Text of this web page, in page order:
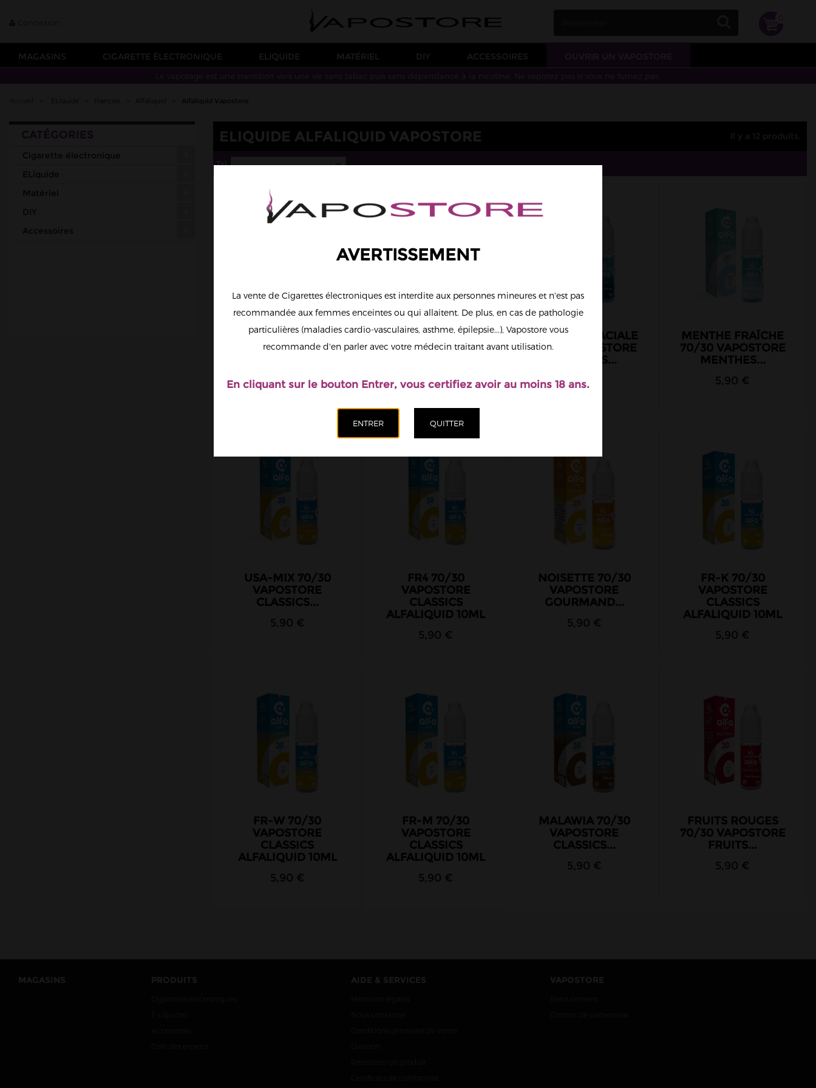
MAGASINS CIGARETTE ÉLECTRONIQUE ELIQUIDE MATÉRIEL DIY ACCESSOIRES
Cigarette électronique
ELiquide
Matériel
DIY
Accessoires
ELIQUIDE ALFALIQUID VAPOSTORE
Tri --
FR-M 50/50
VAPOSTORE
19,90 €
FR4 50/50
VAPOSTORE
19,90 €
MENTHE GLACIALE
70/30 VAPOSTORE
MENTHES...
5,90 €
MENTHE FRAÎCHE
70/30 VAPOSTORE
MENTHES...
5,90 €
USA-MIX 70/30
VAPOSTORE
CLASSICS...
5,90 €
FR4 70/30
VAPOSTORE
CLASSICS
ALFALIQUID 10ML
5,90 €
NOISETTE 70/30
VAPOSTORE
GOURMAND...
5,90 €
FR-K 70/30
VAPOSTORE
CLASSICS
ALFALIQUID 10ML
5,90 €
FR-W 70/30
VAPOSTORE
CLASSICS
ALFALIQUID 10ML
5,90 €
FR-M 70/30
VAPOSTORE
CLASSICS
ALFALIQUID 10ML
5,90 €
MALAWIA 70/30
VAPOSTORE
CLASSICS...
5,90 €
FRUITS ROUGES
70/30 VAPOSTORE
FRUITS...
5,90 €
MAGASINS PRODUITS AIDE & SERVICES VAPOSTORE
AVERTISSEMENT
La vente de Cigarettes électroniques est interdite aux personnes mineures et n'est pas
recommandée aux femmes enceintes ou qui allaitent. De plus, en cas de pathologie
particulières (maladies cardio-vasculaires, asthme, épilepsie...), Vapostore vous
recommande d'en parler avec votre médecin traitant avant utilisation.
En cliquant sur le bouton Entrer, vous certifiez avoir au moins 18 ans.